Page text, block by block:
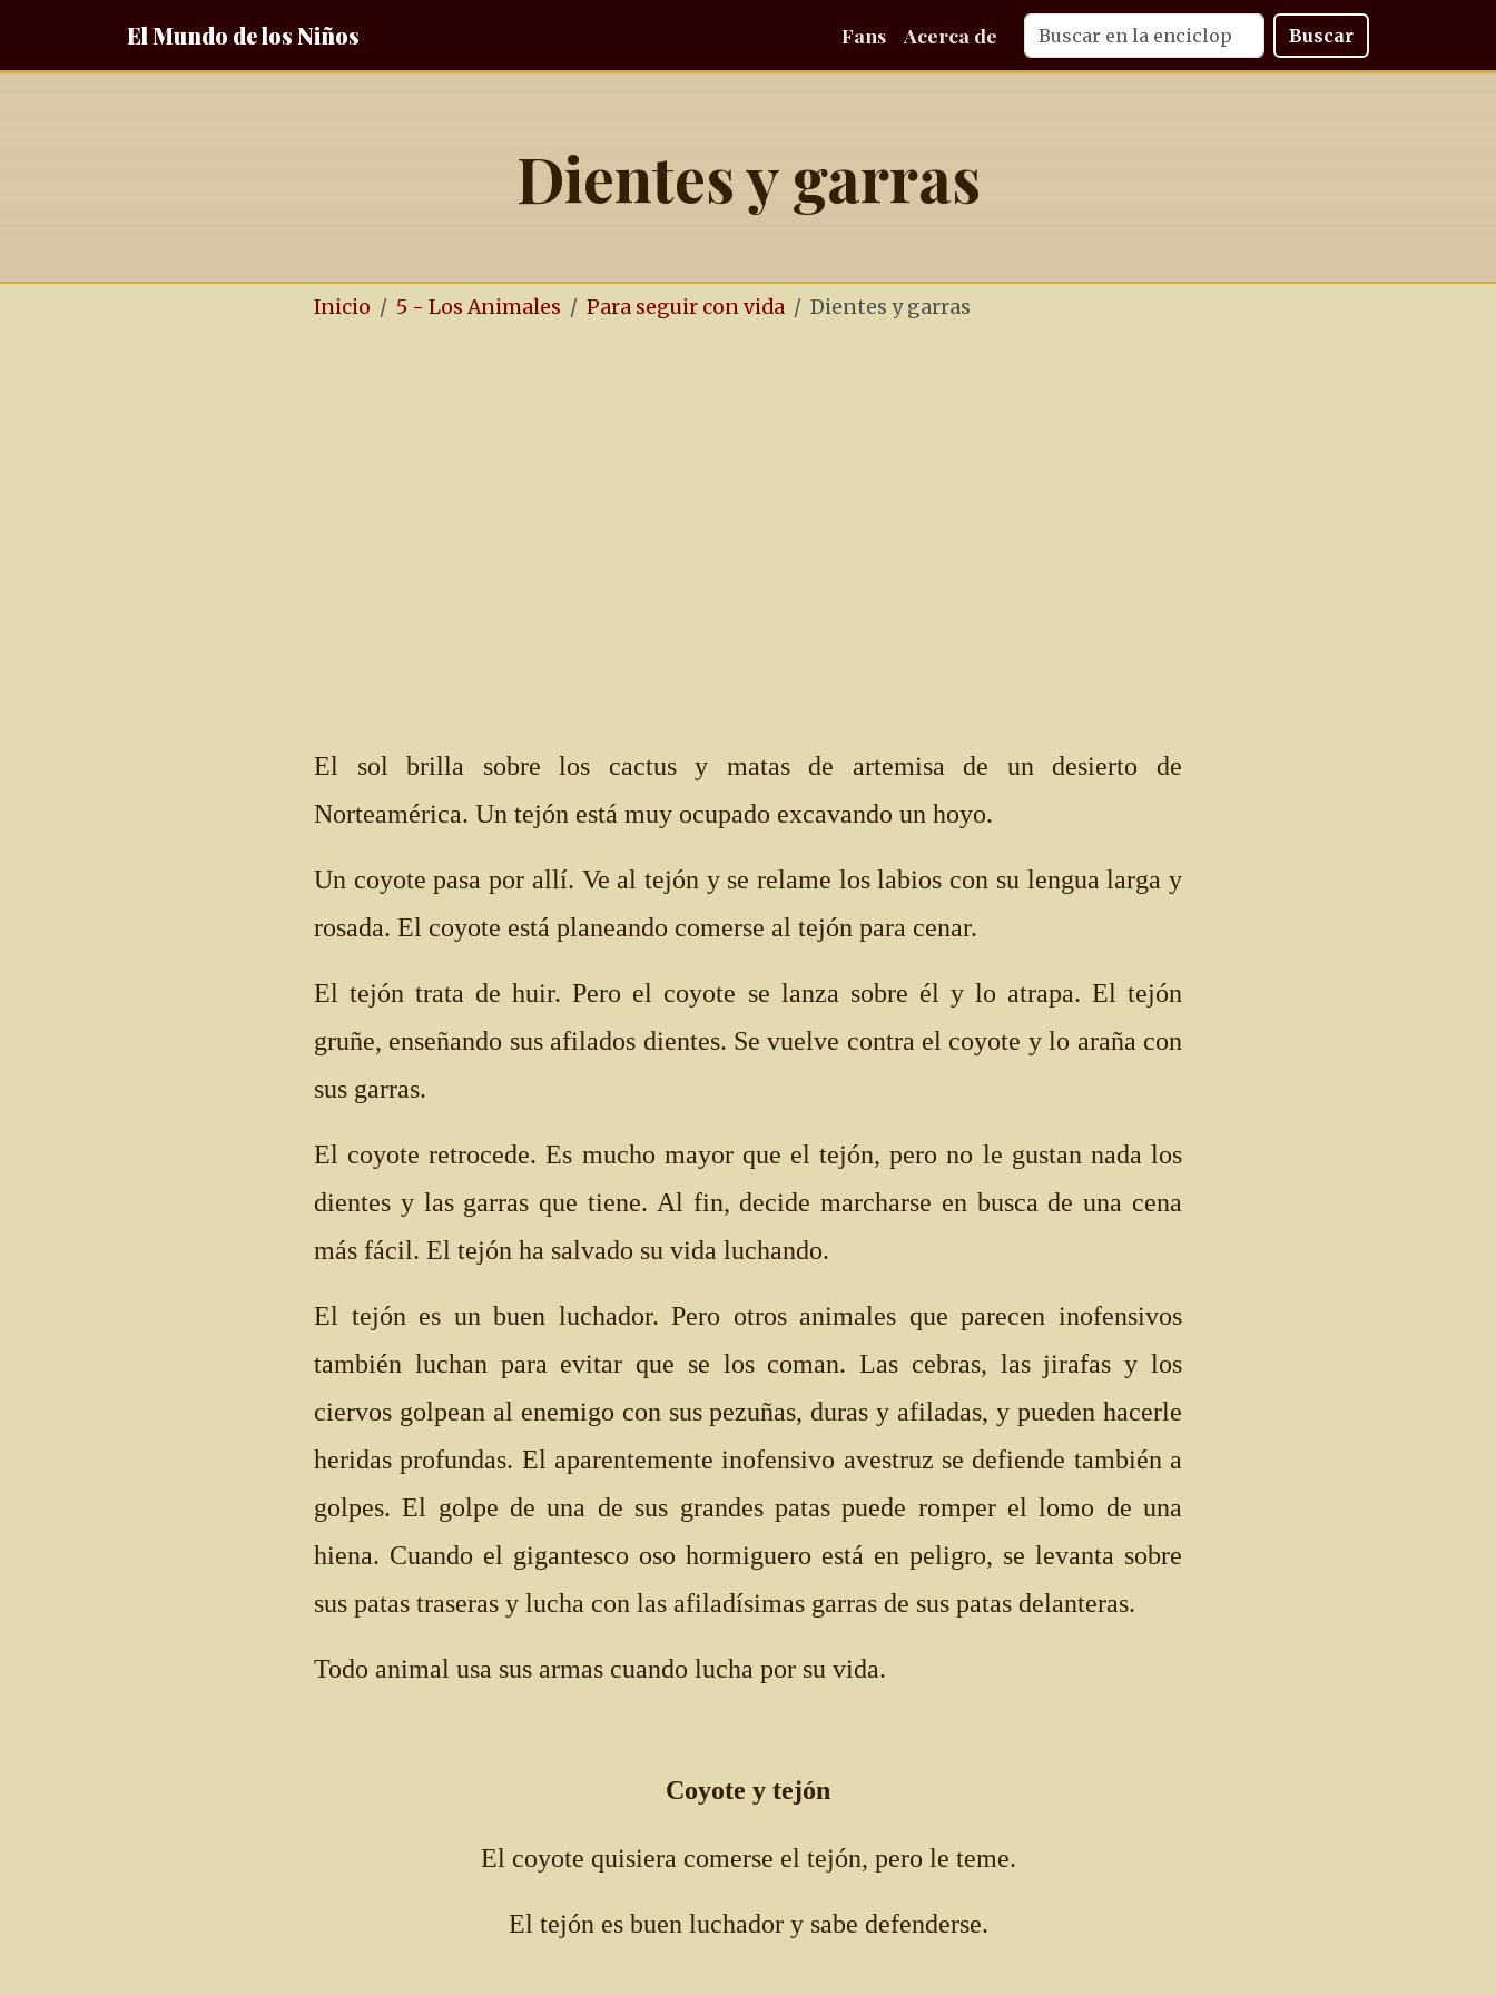
El Mundo de los Niños Fans Acerca de Buscar
Dientes y garras
Inicio 5 - Los Animales Para seguir con vida Dientes y garras
El sol brilla sobre los cactus y matas de artemisa de un desierto de
Norteamérica. Un tejón está muy ocupado excavando un hoyo.
Un coyote pasa por allí. Ve al tejón y se relame los labios con su lengua larga y
rosada. El coyote está planeando comerse al tejón para cenar.
El tejón trata de huir. Pero el coyote se lanza sobre él y lo atrapa. El tejón
gruñe, enseñando sus afilados dientes. Se vuelve contra el coyote y lo araña con
sus garras.
El coyote retrocede. Es mucho mayor que el tejón, pero no le gustan nada los
dientes y las garras que tiene. Al fin, decide marcharse en busca de una cena
más fácil. El tejón ha salvado su vida luchando.
El tejón es un buen luchador. Pero otros animales que parecen inofensivos
también luchan para evitar que se los coman. Las cebras, las jirafas y los
ciervos golpean al enemigo con sus pezuñas, duras y afiladas, y pueden hacerle
heridas profundas. El aparentemente inofensivo avestruz se defiende también a
golpes. El golpe de una de sus grandes patas puede romper el lomo de una
hiena. Cuando el gigantesco oso hormiguero está en peligro, se levanta sobre
sus patas traseras y lucha con las afiladísimas garras de sus patas delanteras.
Todo animal usa sus armas cuando lucha por su vida.
Coyote y tejón
El coyote quisiera comerse el tejón, pero le teme.
El tejón es buen luchador y sabe defenderse.